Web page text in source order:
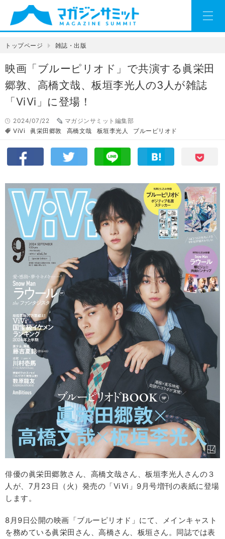
トップページ 雑誌・出版
映画「ブルーピリオド」で共演する眞栄田
郷敦、高橋文哉、板垣李光人の3人が雑誌
「ViVi」に登場！
2024/07/22
マガジンサミット編集部
ViVi
眞栄田郷敦 高橋文哉 板垣李光人 ブルーピリオド
俳優の眞栄田郷敦さん、高橋文哉さん、板垣李光人さんの３
人が、7月23日（火）発売の「ViVi」9月号増刊の表紙に登場
します。
8月9日公開の映画「ブルーピリオド」にて、メインキャスト
を務めている眞栄田さん、高橋さん、板垣さん。同誌では表